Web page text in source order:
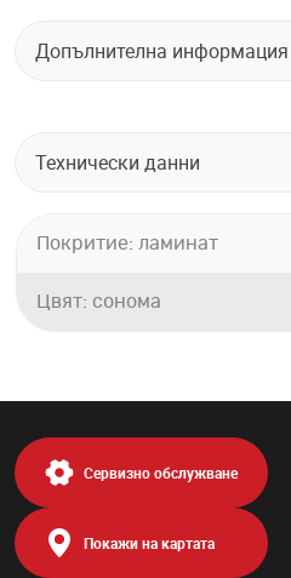
Допълнителна информация
Технически данни
Покритие: ламинат
Цвят: сонома
Сервизно обслужване
Покажи на картата